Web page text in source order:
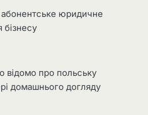
юридичне
бізнесу
відомо про польську
домашнього догляду